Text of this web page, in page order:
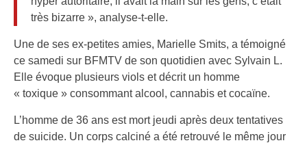
très bizarre », analyse-t-elle.
Une de ses ex-petites amies, Marielle Smits, a témoigné
ce samedi sur BFMTV de son quotidien avec Sylvain L.
Elle évoque plusieurs viols et décrit un homme
« toxique » consommant alcool, cannabis et cocaïne.
L’homme de 36 ans est mort jeudi après deux tentatives
de suicide. Un corps calciné a été retrouvé le même jour